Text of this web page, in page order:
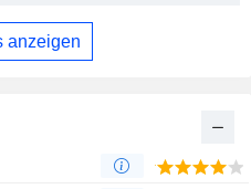
anzeigen